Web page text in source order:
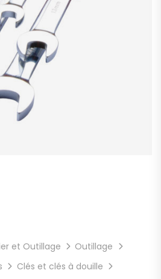
et Outillage
Outillage
Clés et clés à douille